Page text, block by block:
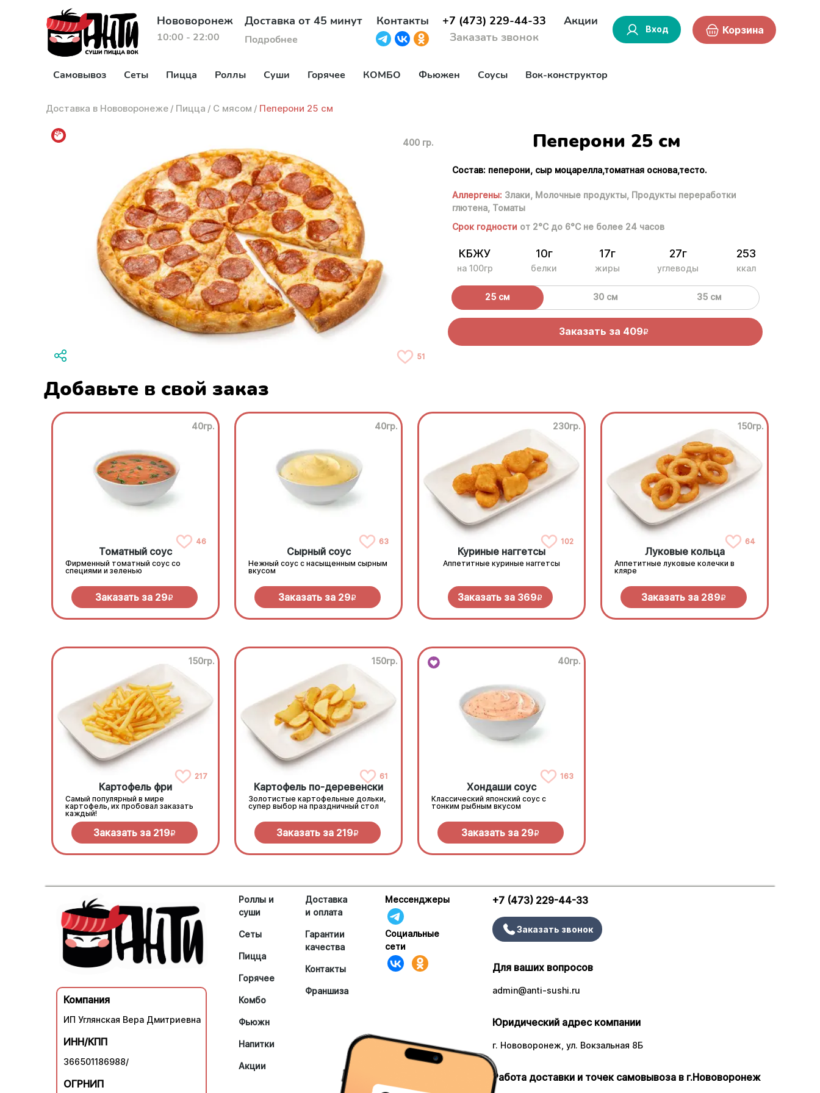
Нововоронеж
10:00 - 22:00
Доставка от 45 минут
Подробнее
Контакты
+7 (473) 229-44-33
Заказать звонок
Акции
Вход Корзина
Самовывоз Сеты Пицца Роллы Суши Горячее КОМБО Фьюжен Соусы Вок-конструктор
Доставка в Нововоронеже / Пицца / С мясом / Пеперони 25 см
400 гр.
51
Пеперони 25 см
Состав: пеперони, сыр моцарелла,томатная основа,тесто.
Аллергены: Злаки, Молочные продукты, Продукты переработки
глютена, Томаты
Срок годности от 2°С до 6°С не более 24 часов
КБЖУ
на 100гр
10г
белки
17г
жиры
27г
углеводы
253
ккал
25 см 30 см 35 см
Заказать за 409R
Добавьте в свой заказ
40гр.
46
Томатный соус
Фирменный томатный соус со
специями и зеленью
Заказать за 29R
40гр.
63
Сырный соус
Нежный соус с насыщенным сырным
вкусом
Заказать за 29R
230гр.
102
Куриные наггетсы
Аппетитные куриные наггетсы
Заказать за 369R
150гр.
64
Луковые кольца
Аппетитные луковые колечки в
кляре
Заказать за 289R
150гр.
217
Картофель фри
Самый популярный в мире
картофель, их пробовал заказать
каждый!
Заказать за 219R
150гр.
61
Картофель по-деревенски
Золотистые картофельные дольки,
супер выбор на праздничный стол
Заказать за 219R
40гр.
163
Хондаши соус
Классический японский соус с
тонким рыбным вкусом
Заказать за 29R
Компания
ИП Углянская Вера Дмитриевна
ИНН/КПП
366501186988/
ОГРНИП
Роллы и
суши
Сеты
Пицца
Горячее
Комбо
Фьюжн
Напитки
Акции
Доставка
и оплата
Гарантии
качества
Контакты
Франшиза
Мессенджеры
Социальные
сети
+7 (473) 229-44-33
Заказать звонок
Для ваших вопросов
admin@anti-sushi.ru
Юридический адрес компании
г. Нововоронеж, ул. Вокзальная 8Б
Работа доставки и точек самовывоза в г.Нововоронеж